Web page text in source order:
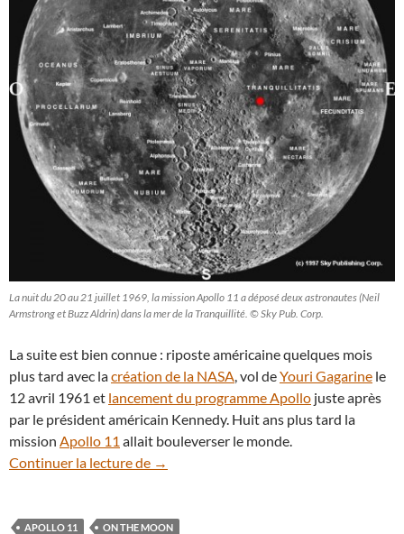
La nuit du 20 au 21 juillet 1969, la mission Apollo 11 a déposé deux astronautes (Neil
Armstrong et Buzz Aldrin) dans la mer de la Tranquillité. © Sky Pub. Corp.
La suite est bien connue : riposte américaine quelques mois
plus tard avec lacréation de la NASA , vol deYouri Gagarine le
12 avril 1961 et lancement du programme Apollo juste après
par le président américain Kennedy. Huit ans plus tard la
mission Apollo 11 allait bouleverser le monde.
Continuer la lecture de
Un croissant de Lune pour
→
APOLLO 11 ON THE MOON